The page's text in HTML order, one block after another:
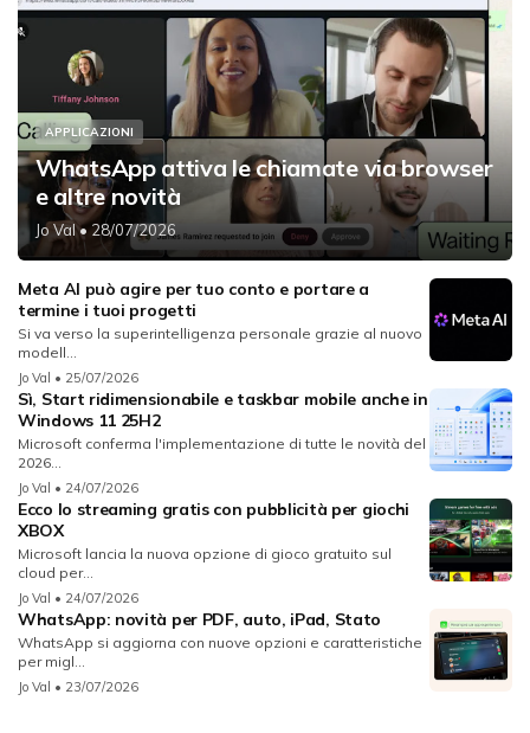
APPLICAZIONI
WhatsApp attiva le chiamate via browser
e altre novità
Jo Val• 28/07/2026
Meta AI può agire per tuo conto e portare a
termine i tuoi progetti
Si va verso la superintelligenza personale grazie al nuovo
modell...
Jo Val • 25/07/2026
Sì, Start ridimensionabile e taskbar mobile anche in
Windows 11 25H2
Microsoft conferma l'implementazione di tutte le novità del
2026...
Jo Val • 24/07/2026
Ecco lo streaming gratis con pubblicità per giochi
XBOX
Microsoft lancia la nuova opzione di gioco gratuito sul
cloud per...
Jo Val • 24/07/2026
WhatsApp: novità per PDF, auto, iPad, Stato
WhatsApp si aggiorna con nuove opzioni e caratteristiche
per migl...
Jo Val • 23/07/2026